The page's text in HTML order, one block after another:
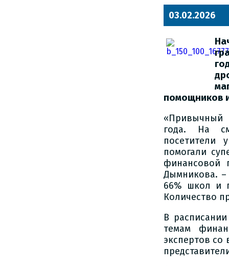
03.02.2026
помощников
«Привычный
года. На
посетители
помогали
финансовой
Дымникова. –
66% школ и
Количество
В
темам
экспертов со